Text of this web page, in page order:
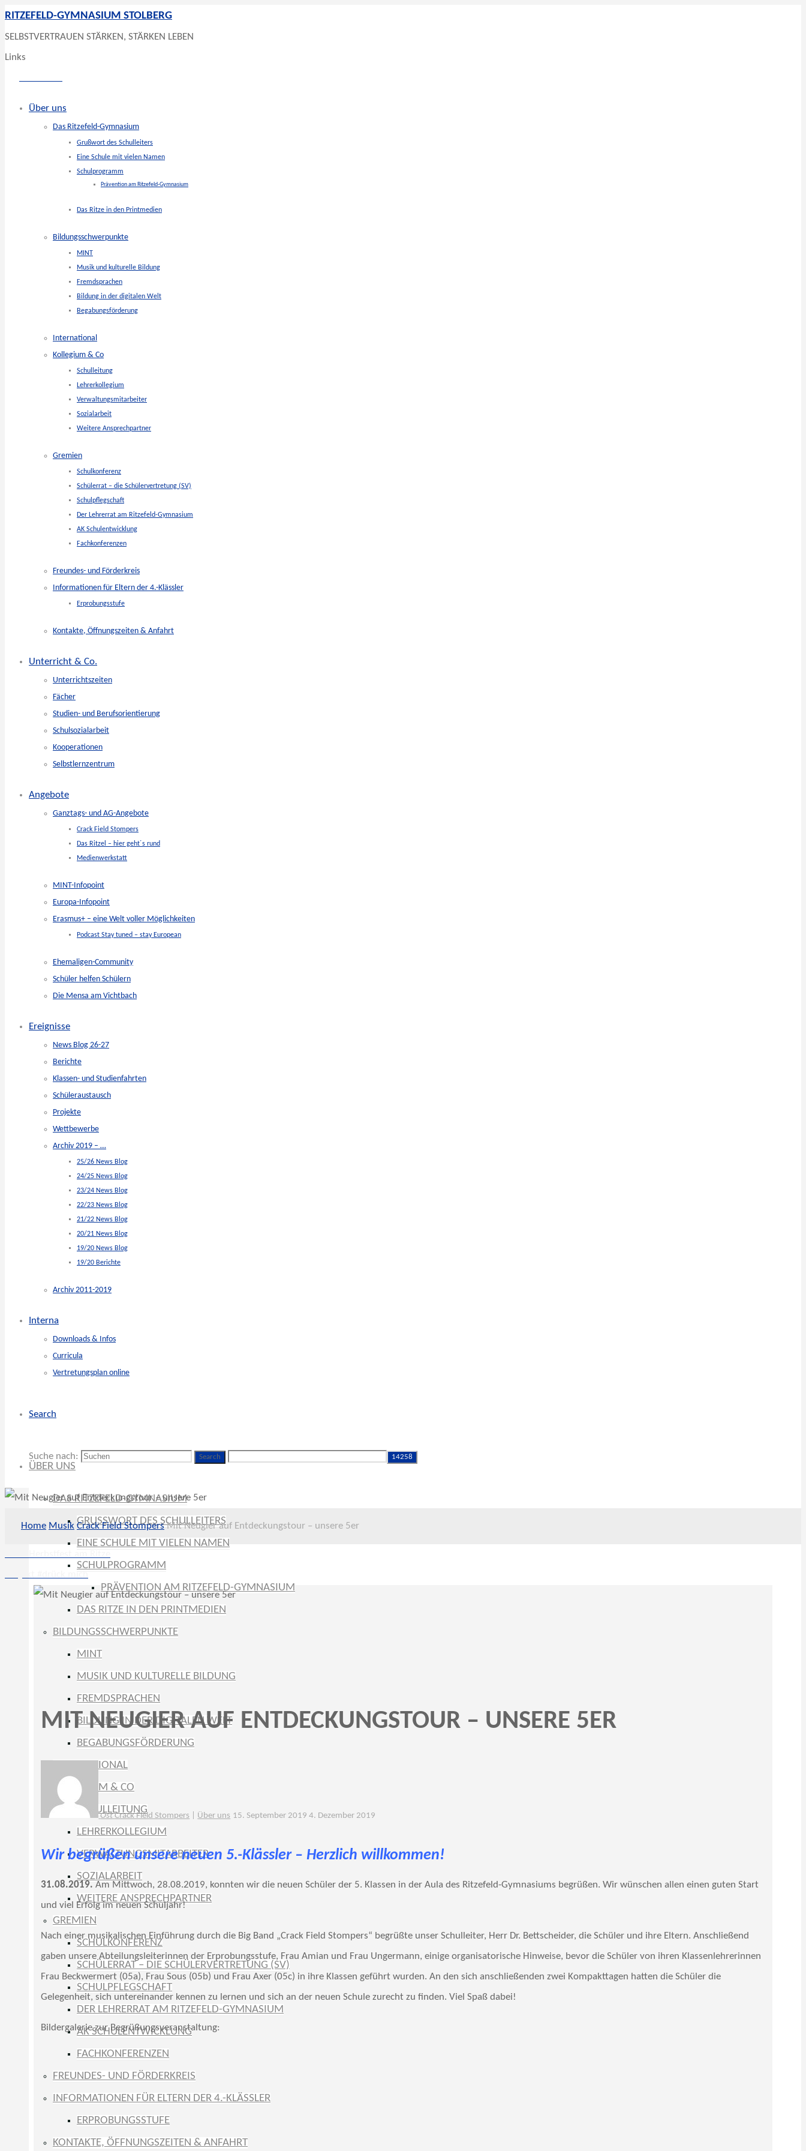
RITZEFELD-GYMNASIUM STOLBERG
SELBSTVERTRAUEN STÄRKEN, STÄRKEN LEBEN
Links
Über uns
Das Ritzefeld-Gymnasium
Grußwort des Schulleiters
Eine Schule mit vielen Namen
Schulprogramm
Prävention am Ritzefeld-Gymnasium
Das Ritze in den Printmedien
Bildungsschwerpunkte
MINT
Musik und kulturelle Bildung
Fremdsprachen
Bildung in der digitalen Welt
Begabungsförderung
International
Kollegium & Co
Schulleitung
Lehrerkollegium
Verwaltungsmitarbeiter
Sozialarbeit
Weitere Ansprechpartner
Gremien
Schulkonferenz
Schülerrat – die Schülervertretung (SV)
Schulpflegschaft
Der Lehrerrat am Ritzefeld-Gymnasium
AK Schulentwicklung
Fachkonferenzen
Freundes- und Förderkreis
Informationen für Eltern der 4.-Klässler
Erprobungsstufe
Kontakte, Öffnungszeiten & Anfahrt
Unterricht & Co.
Unterrichtszeiten
Fächer
Studien- und Berufsorientierung
Schulsozialarbeit
Kooperationen
Selbstlernzentrum
Angebote
Ganztags- und AG-Angebote
Crack Field Stompers
Das Ritzel – hier geht´s rund
Medienwerkstatt
MINT-Infopoint
Europa-Infopoint
Erasmus+ – eine Welt voller Möglichkeiten
Podcast Stay tuned – stay European
Ehemaligen-Community
Schüler helfen Schülern
Die Mensa am Vichtbach
Ereignisse
News Blog 26-27
Berichte
Klassen- und Studienfahrten
Schüleraustausch
Projekte
Wettbewerbe
Archiv 2019 – …
25/26 News Blog
24/25 News Blog
23/24 News Blog
22/23 News Blog
21/22 News Blog
20/21 News Blog
19/20 News Blog
19/20 Berichte
Archiv 2011-2019
Interna
Downloads & Infos
Curricula
Vertretungsplan online
Search
Suche nach: Search
ÜBER UNS
DAS RITZEFELD-GYMNASIUM
GRUSSWORT DES SCHULLEITERS
EINE SCHULE MIT VIELEN NAMEN
SCHULPROGRAMM
PRÄVENTION AM RITZEFELD-GYMNASIUM
DAS RITZE IN DEN PRINTMEDIEN
BILDUNGSSCHWERPUNKTE
MINT
MUSIK UND KULTURELLE BILDUNG
FREMDSPRACHEN
BILDUNG IN DER DIGITALEN WELT
BEGABUNGSFÖRDERUNG
INTERNATIONAL
KOLLEGIUM & CO
SCHULLEITUNG
LEHRERKOLLEGIUM
VERWALTUNGSMITARBEITER
SOZIALARBEIT
WEITERE ANSPRECHPARTNER
GREMIEN
SCHULKONFERENZ
SCHÜLERRAT – DIE SCHÜLERVERTRETUNG (SV)
SCHULPFLEGSCHAFT
DER LEHRERRAT AM RITZEFELD-GYMNASIUM
AK SCHULENTWICKLUNG
FACHKONFERENZEN
FREUNDES- UND FÖRDERKREIS
INFORMATIONEN FÜR ELTERN DER 4.-KLÄSSLER
ERPROBUNGSSTUFE
KONTAKTE, ÖFFNUNGSZEITEN & ANFAHRT
Home Musik Crack Field Stompers Mit Neugier auf Entdeckungstour – unsere 5er
MIT NEUGIER AUF ENTDECKUNGSTOUR – UNSERE 5ER
Ost Crack Field Stompers Über uns 15. September 20194. Dezember 2019
Wir begrüßen unsere neuen 5.-Klässler – Herzlich willkommen!
31.08.2019.Am Mittwoch, 28.08.2019, konnten wir die neuen Schüler der 5. Klassen in der Aula des Ritzefeld-Gymnasiums begrüßen. Wir wünschen allen einen guten Start
und viel Erfolg im neuen Schuljahr!
Nach einer musikalischen Einführung durch die Big Band „Crack Field Stompers“ begrüßte unser Schulleiter, Herr Dr. Bettscheider, die Schüler und ihre Eltern. Anschließend
gaben unsere Abteilungsleiterinnen der Erprobungsstufe, Frau Amian und Frau Ungermann, einige organisatorische Hinweise, bevor die Schüler von ihren Klassenlehrerinnen
Frau Beckwermert (05a), Frau Sous (05b) und Frau Axer (05c) in ihre Klassen geführt wurden. An den sich anschließenden zwei Kompakttagen hatten die Schüler die
Gelegenheit, sich untereinander kennen zu lernen und sich an der neuen Schule zurecht zu finden. Viel Spaß dabei!
Bildergalerie zur Begrüßungsveranstaltung: